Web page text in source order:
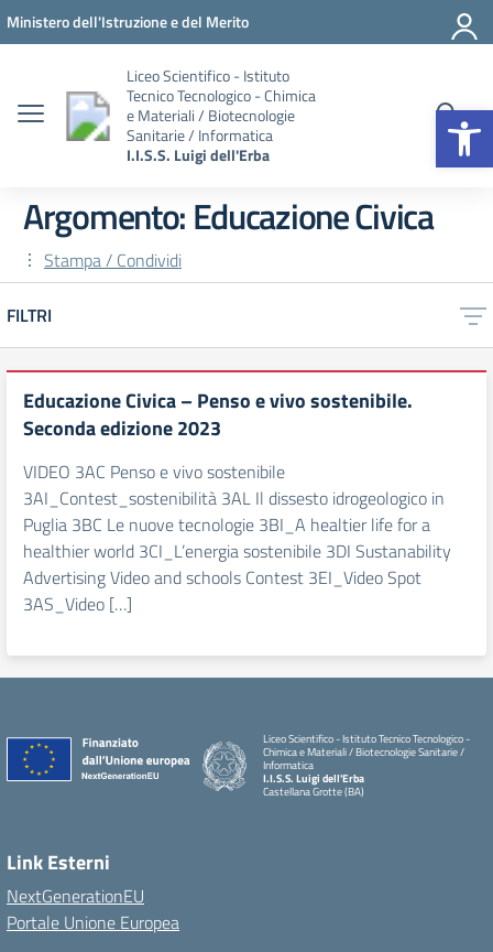
Vai ai contenuti
Vai al menu di navigazione
Vai al footer
Ministero dell'Istruzione e del Merito
Liceo Scientifico - Istituto
Tecnico Tecnologico - Chimica
e Materiali / Biotecnologie
Sanitarie / Informatica
I.I.S.S. Luigi dell'Erba
Argomento: Educazione Civica
Stampa / Condividi
FILTRI
Educazione Civica – Penso e vivo sostenibile.
Seconda edizione 2023
VIDEO 3AC Penso e vivo sostenibile
3AI_Contest_sostenibilità 3AL Il dissesto idrogeologico in
Puglia 3BC Le nuove tecnologie 3BI_A healtier life for a
healthier world 3CI_L’energia sostenibile 3DI Sustanability
Advertising Video and schools Contest 3EI_Video Spot
3AS_Video […]
Liceo Scientifico - Istituto Tecnico Tecnologico -
Chimica e Materiali / Biotecnologie Sanitarie /
Informatica
I.I.S.S. Luigi dell'Erba
Castellana Grotte (BA)
Link Esterni
NextGenerationEU
Portale Unione Europea